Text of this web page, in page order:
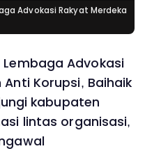
Advokasi Rakyat Merdeka
Lembaga Advokasi
Korupsi, Baihaik
kabupaten
lintas organisasi,